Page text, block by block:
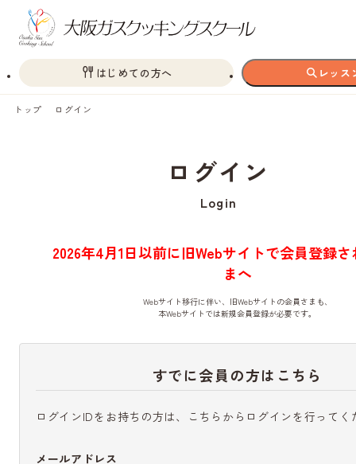
はじめての方へ レッス
トップ ログイン
ログイン
Login
2026年4月1日以前に旧Webサイトで会員登録
まへ
Webサイト移行に伴い、旧Webサイトの会員さまも、
本Webサイトでは新規会員登録が必要です。
すでに会員の方はこちら
ログインIDをお持ちの方は、こちらからログインを行ってく
メールアドレス